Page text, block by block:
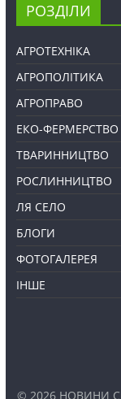
РОЗДІЛИ
АГРОТЕХНІКА
АГРОПОЛІТИКА
АГРОПРАВО
ЕКО-ФЕРМЕРСТВО
ТВАРИННИЦТВО
РОСЛИННИЦТВО
ЛЯ СЕЛО
БЛОГИ
ФОТОГАЛЕРЕЯ
ІНШЕ
© 2026 НОВИНИ